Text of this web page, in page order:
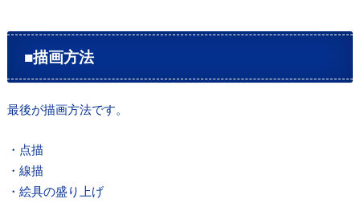
■描画方法
最後が描画方法です。
・点描
・線描
・絵具の盛り上げ